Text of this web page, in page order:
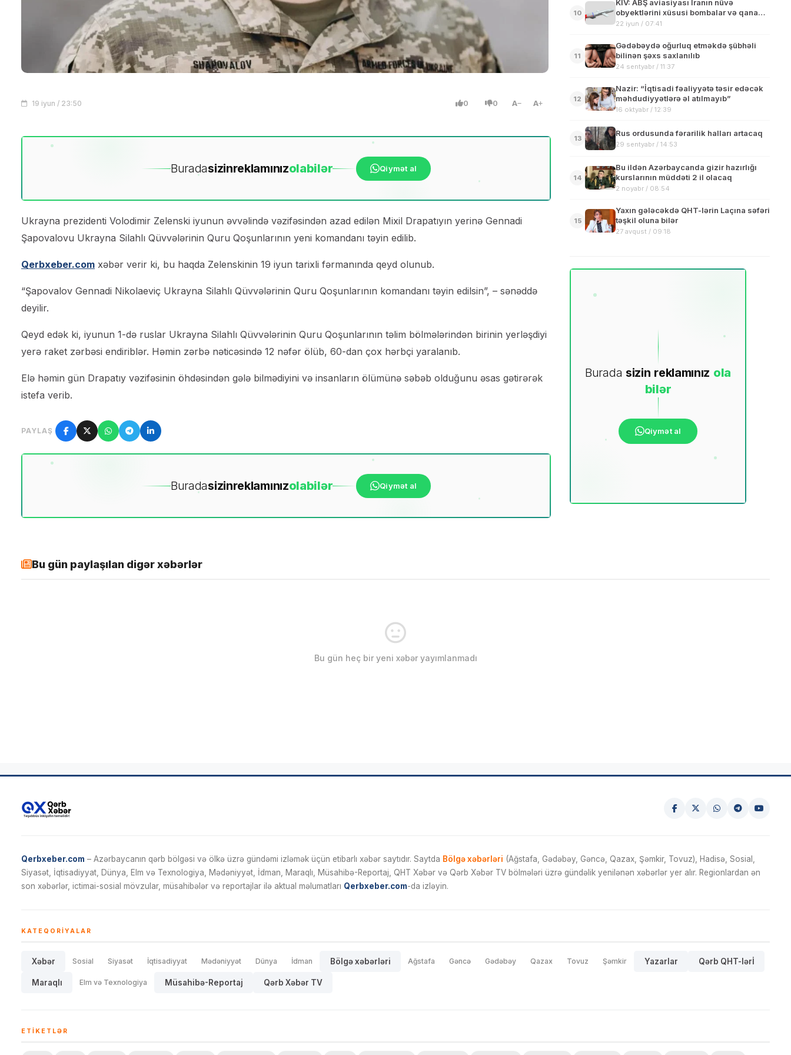
19 iyun / 23:50 0 0 A A
Buradasizinreklamınızolabilər Qiymət al
Ukrayna prezidenti Volodimir Zelenski iyunun əvvəlində vəzifəsindən azad edilən Mixil Drapatıyın yerinə Gennadi
Şapovalovu Ukrayna Silahlı Qüvvələrinin Quru Qoşunlarının yeni komandanı təyin edilib.
Qerbxeber.com xəbər verir ki, bu haqda Zelenskinin 19 iyun tarixli fərmanında qeyd olunub.
“Şapovalov Gennadi Nikolaeviç Ukrayna Silahlı Qüvvələrinin Quru Qoşunlarının komandanı təyin edilsin”, – sənəddə
deyilir.
Qeyd edək ki, iyunun 1-də ruslar Ukrayna Silahlı Qüvvələrinin Quru Qoşunlarının təlim bölmələrindən birinin yerləşdiyi
yerə raket zərbəsi endiriblər. Həmin zərbə nəticəsində 12 nəfər ölüb, 60-dan çox hərbçi yaralanıb.
Elə həmin gün Drapatıy vəzifəsinin öhdəsindən gələ bilmədiyini və insanların ölümünə səbəb olduğunu əsas gətirərək
istefa verib.
PAYLAŞ
Buradasizinreklamınızolabilər Qiymət al
10
KİV: ABŞ aviasiyası İranın nüvə
obyektlərini xüsusi bombalar və qanadlı
raketlərlə vurub
22 iyun / 07:41
11
Gədəbəydə oğurluq etməkdə şübhəli
bilinən şəxs saxlanılıb
24 sentyabr / 11:37
12
Nazir: “İqtisadi fəaliyyətə təsir edəcək
məhdudiyyətlərə əl atılmayıb”
16 oktyabr / 12:39
13
Rus ordusunda fərarilik halları artacaq
29 sentyabr / 14:53
14
Bu ildən Azərbaycanda gizir hazırlığı
kurslarının müddəti 2 il olacaq
2 noyabr / 08:54
15
Yaxın gələcəkdə QHT-lərin Laçına səfəri
təşkil oluna bilər
27 avqust / 09:18
Burada sizin reklamınız ola
bilər
Qiymət al
Bu gün paylaşılan digər xəbərlər
Bu gün heç bir yeni xəbər yayımlanmadı
Qerbxeber.com – Azərbaycanın qərb bölgəsi və ölkə üzrə gündəmi izləmək üçün etibarlı xəbər saytıdır. Saytda Bölgə xəbərləri (Ağstafa, Gədəbəy, Gəncə, Qazax, Şəmkir, Tovuz), Hadisə, Sosial,
Siyasət, İqtisadiyyat, Dünya, Elm və Texnologiya, Mədəniyyət, İdman, Maraqlı, Müsahibə-Reportaj, QHT Xəbər və Qərb Xəbər TV bölmələri üzrə gündəlik yenilənən xəbərlər yer alır. Regionlardan ən
son xəbərlər, ictimai-sosial mövzular, müsahibələr və reportajlar ilə aktual məlumatları Qerbxeber.com-da izləyin.
KATEQORIYALAR
Xəbər Sosial Siyasət İqtisadiyyat Mədəniyyət Dünya İdman Bölgə xəbərləri Ağstafa Gəncə Gədəbəy Qazax Tovuz Şəmkir Yazarlar Qərb QHT-lərİ
Maraqlı Elm və Texnologiya Müsahibə-Reportaj Qərb Xəbər TV
ETIKETLƏR